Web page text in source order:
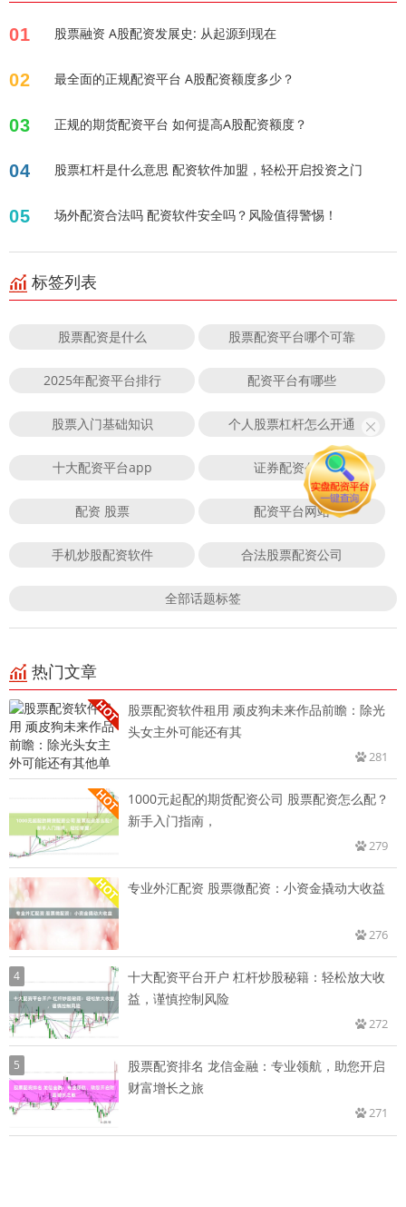
01 股票融资 A股配资发展史: 从起源到现在
02 最全面的正规配资平台 A股配资额度多少？
03 正规的期货配资平台 如何提高A股配资额度？
04 股票杠杆是什么意思 配资软件加盟，轻松开启投资之门
05 场外配资合法吗 配资软件安全吗？风险值得警惕！
标签列表
股票配资是什么 股票配资平台哪个可靠
2025年配资平台排行 配资平台有哪些
股票入门基础知识 个人股票杠杆怎么开通
十大配资平台app 证券配资公司
配资 股票 配资平台网站
手机炒股配资软件 合法股票配资公司
全部话题标签
热门文章
股票配资软件租用 顽皮狗未来作品前瞻：除光
头女主外可能还有其
281
1000元起配的期货配资公司 股票配资怎么配？
新手入门指南，
279
专业外汇配资 股票微配资：小资金撬动大收益
276
4
十大配资平台开户 杠杆炒股秘籍：轻松放大收
益，谨慎控制风险
272
5
股票配资排名 龙信金融：专业领航，助您开启
财富增长之旅
271